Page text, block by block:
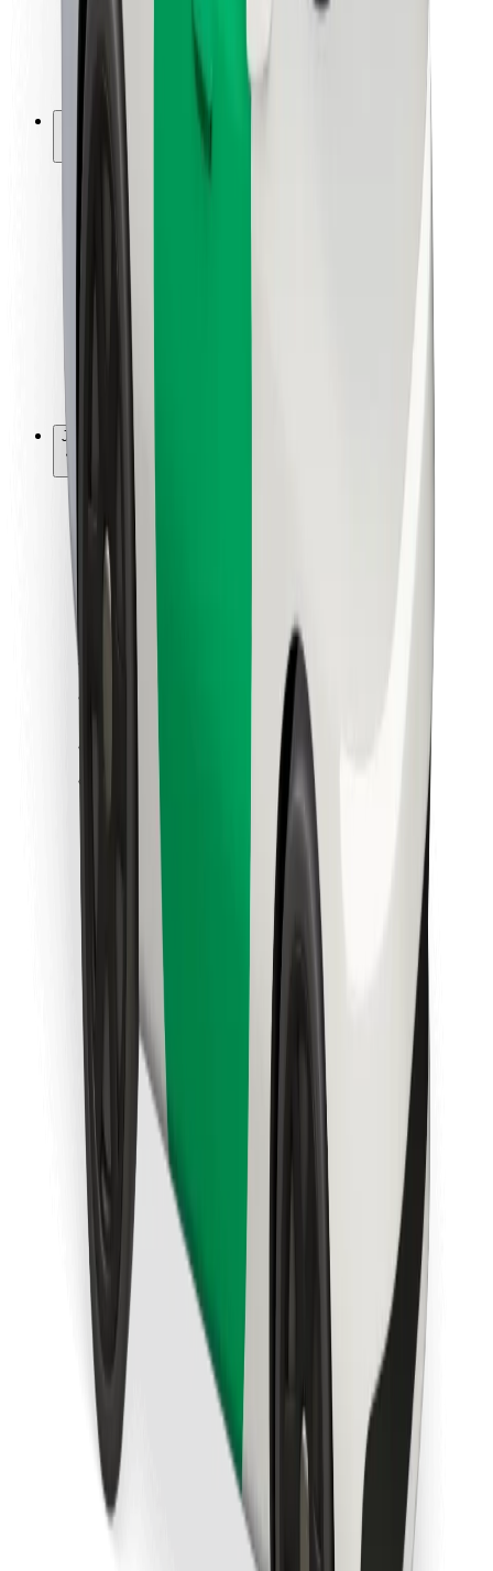
Řešení pro města
Letiště
Nabíjecí stanice Bolt
Pro cestující
Pro řidiče
Pro kurýry
Bolt Food
Pro flotilové partnery
Pro restaurace
Jiné
Partneři
Obchodní podmínky
Cookies
Jízda za pár minut!
Stáhněte si aplikaci Bolt
Objevte své oblíbené jídlo!
Stáhněte si aplikaci Bolt Food